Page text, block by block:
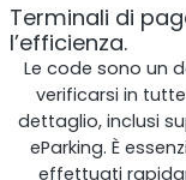
Terminali di
l’efficienza.
Le code sono un
verificarsi in
dettaglio, inclusi
eParking. È
effettuati